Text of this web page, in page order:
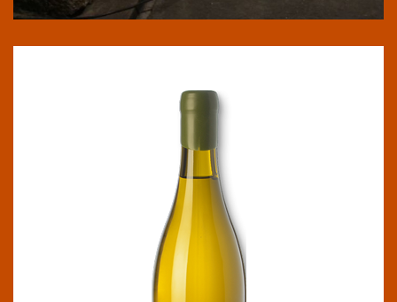
KOMOKABRAS VERDE
IGP Barbanza e Iria
Es un vino intenso en nariz y complejo, notas
florales, fruta de hueso (albaricoque, níspero),